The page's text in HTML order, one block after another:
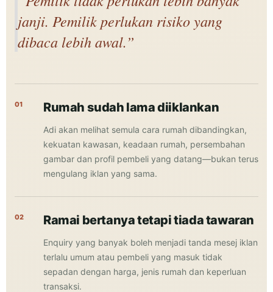
janji. Pemilik perlukan risiko yang
dibaca lebih awal.”
01 Rumah sudah lama diiklankan
Adi akan melihat semula cara rumah dibandingkan,
kekuatan kawasan, keadaan rumah, persembahan
gambar dan profil pembeli yang datang—bukan terus
mengulang iklan yang sama.
02 Ramai bertanya tetapi tiada tawaran
Enquiry yang banyak boleh menjadi tanda mesej iklan
terlalu umum atau pembeli yang masuk tidak
sepadan dengan harga, jenis rumah dan keperluan
transaksi.